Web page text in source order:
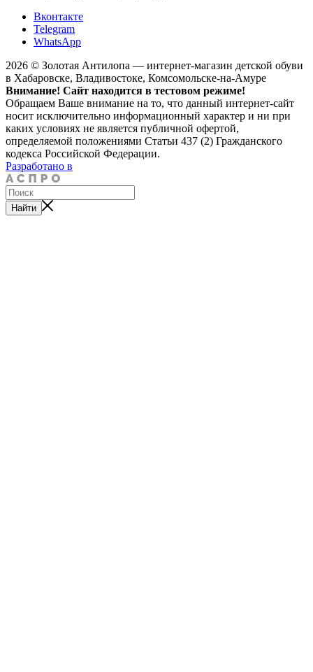
Вконтакте
Telegram
WhatsApp
2026 © Золотая Антилопа — интернет-магазин детской обуви
в Хабаровске, Владивостоке, Комсомольске-на-Амуре
Внимание! Сайт находится в тестовом режиме!
Обращаем Ваше внимание на то, что данный интернет-сайт
носит исключительно информационный характер и ни при
каких условиях не является публичной офертой,
определяемой положениями Статьи 437 (2) Гражданского
кодекса Российской Федерации.
Разработано в
Найти